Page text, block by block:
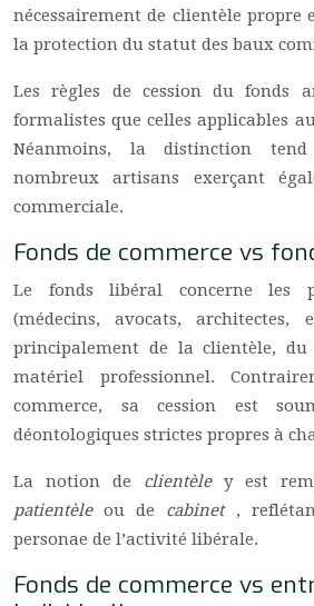
nécessairement de clientèle propre
la protection du statut des baux
Les règles de cession du fonds
formalistes que celles applicables
Néanmoins, la distinction
nombreux artisans exerçant
commerciale.
Fonds de commerce vs
Le fonds libéral concerne les
(médecins, avocats, architectes,
principalement de la clientèle,
matériel professionnel.
commerce, sa cession est
déontologiques strictes propres à
La notion de clientèle y est
patientèleou de cabinet ,
personae de l’activité libérale.
Fonds de commerce vs